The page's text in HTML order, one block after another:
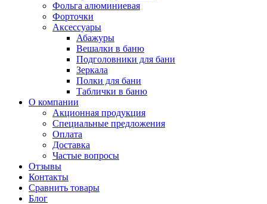
Фольга алюминиевая
Форточки
Аксессуары
Абажуры
Вешалки в баню
Подголовники для бани
Зеркала
Полки для бани
Таблички в баню
О компании
Акционная продукция
Специальные предложения
Оплата
Доставка
Частые вопросы
Отзывы
Контакты
Сравнить товары
Блог